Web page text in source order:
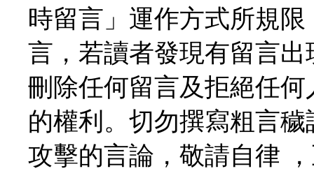
時留言」運作方式所規
言，若讀者發現有留言
刪除任何留言及拒絕任
的權利。切勿撰寫粗言
攻擊的言論，敬請自律